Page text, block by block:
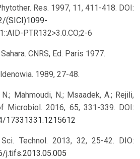
Res. 1997, 11, 411-418. DOI:
(SICI)1099-
PTR132>3.0.CO;2-6
CNRS, Ed. Paris 1977.
1989, 27-48.
Mahmoudi, N.; Msaadek, A.; Rejili,
Microbiol. 2016, 65, 331-339. DOI:
17331331.1215612
Technol. 2013, 32, 25-42. DIO:
j.tifs.2013.05.005